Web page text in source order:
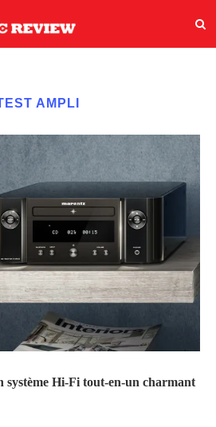
AMPLI
Hi-Fi tout-en-un charmant